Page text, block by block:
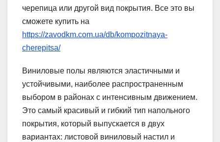
черепица или другой вид покрытия. Все это вы
сможете купить на
https://zavodkm.com.ua/db/kompozitnaya-
cherepitsa/
Виниловые полы являются эластичными и
устойчивыми, наиболее распространенным
выбором в районах с интенсивным движением.
Это самый красивый и гибкий тип напольного
покрытия, который выпускается в двух
вариантах: листовой виниловый настил и